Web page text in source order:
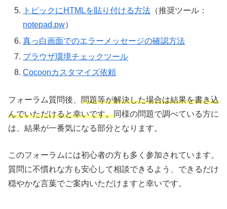
トピックにHTMLを貼り付ける方法 （推奨ツール：
notepad.pw）
真っ白画面でのエラーメッセージの確認方法
ブラウザ環境チェックツール
Cocoonカスタマイズ依頼
フォーラム質問後、 問題等が解決した場合は結果を書き込
んでいただけると幸いです。同様の問題で調べている方に
は、結果が一番気になる部分となります。
このフォーラムには初心者の方も多く参加されています。
質問に不慣れな方も安心して相談できるよう、できるだけ
穏やかな言葉でご案内いただけますと幸いです。